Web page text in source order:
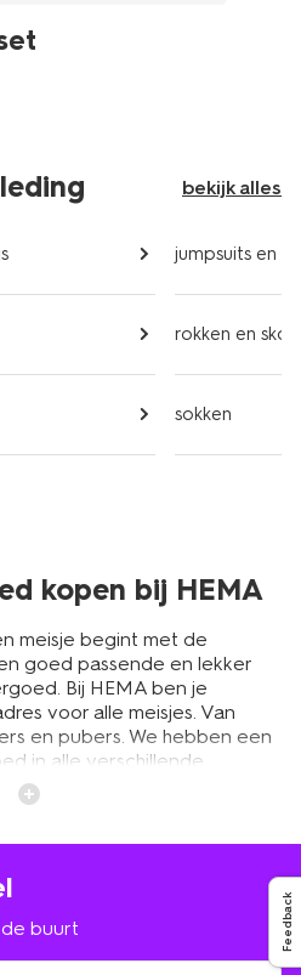
Feedback
bekijk alles
jumpsuits en
rokken en
sokken
kopen bij HEMA
meisje begint met de
goed passende en lekker
Bij HEMA ben je
voor alle meisjes. Van
en pubers. We hebben een
in alle verschillende
en hipsters. Met daarop
bh. Al het ondergoed
wisselt de
en de trends van het
buurt